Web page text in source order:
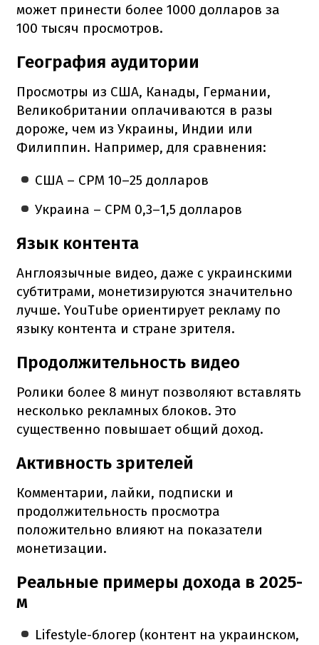
может принести более 1000 долларов за
100 тысяч просмотров.
География аудитории
Просмотры из США, Канады, Германии,
Великобритании оплачиваются в разы
дороже, чем из Украины, Индии или
Филиппин. Например, для сравнения:
США – CPM 10–25 долларов
Украина – CPM 0,3–1,5 долларов
Язык контента
Англоязычные видео, даже с украинскими
субтитрами, монетизируются значительно
лучше. YouTube ориентирует рекламу по
языку контента и стране зрителя.
Продолжительность видео
Ролики более 8 минут позволяют вставлять
несколько рекламных блоков. Это
существенно повышает общий доход.
Активность зрителей
Комментарии, лайки, подписки и
продолжительность просмотра
положительно влияют на показатели
монетизации.
Реальные примеры дохода в 2025-
м
Lifestyle-блогер (контент на украинском,